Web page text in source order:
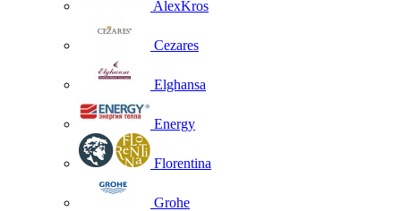
AlexKros
Cezares
Elghansa
Energy
Florentina
Grohe